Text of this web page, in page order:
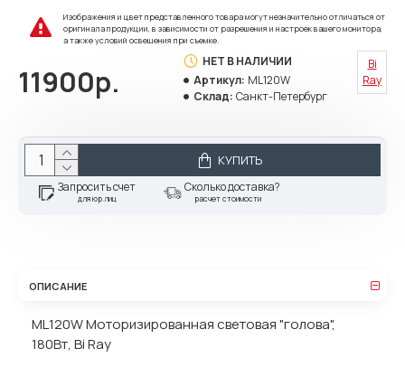
Изображения и цвет представленного товара могут незначительно отличаться от
оригинала продукции, в зависимости от разрешения и настроек вашего монитора,
а также условий освещения при съемке.
11900р.
НЕТ В НАЛИЧИИ
Артикул: ML120W
Склад: Санкт-Петербург
Bi
Ray
КУПИТЬ
Запросить счет
для юр.лиц
Сколько доставка?
расчет стоимости
ОПИСАНИЕ
ML120W Моторизированная световая "голова",
180Вт, Bi Ray